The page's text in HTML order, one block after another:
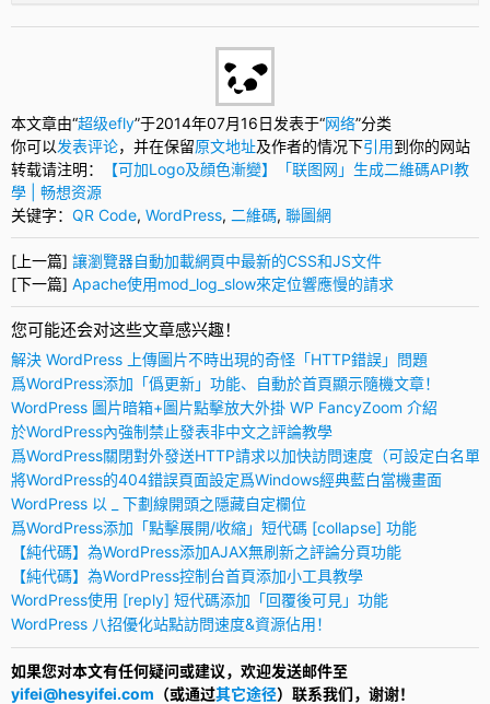
本文章由“超级efly”于2014年07月16日发表于“网络”分类
你可以发表评论，并在保留原文地址及作者的情况下引用到你的网站
转载请注明：
【可加Logo及顔色漸變】「联图网」生成二維碼API教
學 | 畅想资源
关键字： QR Code, WordPress, 二維碼, 聯圖網
[上一篇] 讓瀏覽器自動加載網頁中最新的CSS和JS文件
[下一篇] Apache使用mod_log_slow來定位響應慢的請求
您可能还会对这些文章感兴趣！
解決 WordPress 上傳圖片不時出現的奇怪「HTTP錯誤」問題
爲WordPress添加「僞更新」功能、自動於首頁顯示隨機文章！
WordPress 圖片暗箱+圖片點擊放大外掛 WP FancyZoom 介紹
於WordPress內強制禁止發表非中文之評論教學
爲WordPress關閉對外發送HTTP請求以加快訪問速度（可設定白名單
將WordPress的404錯誤頁面設定爲Windows經典藍白當機畫面
WordPress 以 _ 下劃線開頭之隱藏自定欄位
爲WordPress添加「點擊展開/收縮」短代碼 [collapse] 功能
【純代碼】為WordPress添加AJAX無刷新之評論分頁功能
【純代碼】為WordPress控制台首頁添加小工具教學
WordPress使用 [reply] 短代碼添加「回覆後可見」功能
WordPress 八招優化站點訪問速度&資源佔用！
如果您对本文有任何疑问或建议，欢迎发送邮件至
yifei@hesyifei.com （或通过其它途径）联系我们，谢谢！